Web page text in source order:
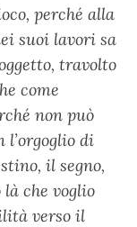
perché alla
suoi lavori sa
travolto
come
non può
di
il segno,
che voglio
verso il